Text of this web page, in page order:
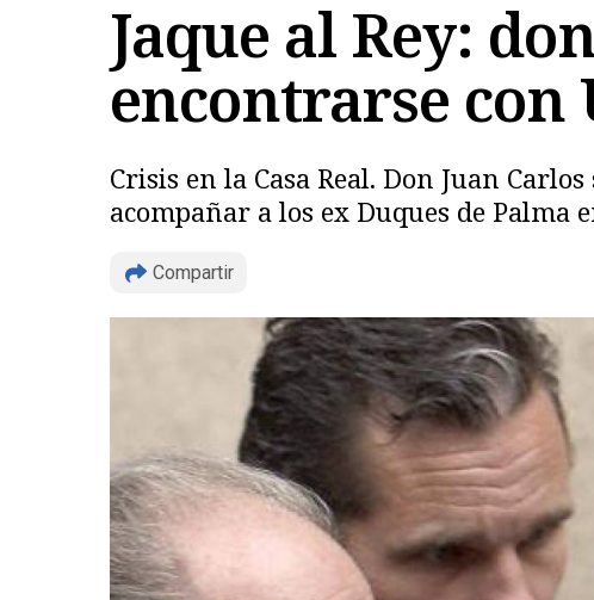
Jaque al Rey:
encontrarse
Crisis en la Casa Real. Don Juan
acompañar a los ex Duques de Palma
Compartir